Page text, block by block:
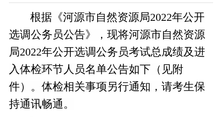
根据《河源市自然资源局2022年公开
选调公务员公告》， 现将河源市自然资源
局2022年公开选调公务员考试总成绩及进
入体检环节人员名单公告如下（见附
件）。 体检相关事项另行通知，请考生保
持通讯畅通。